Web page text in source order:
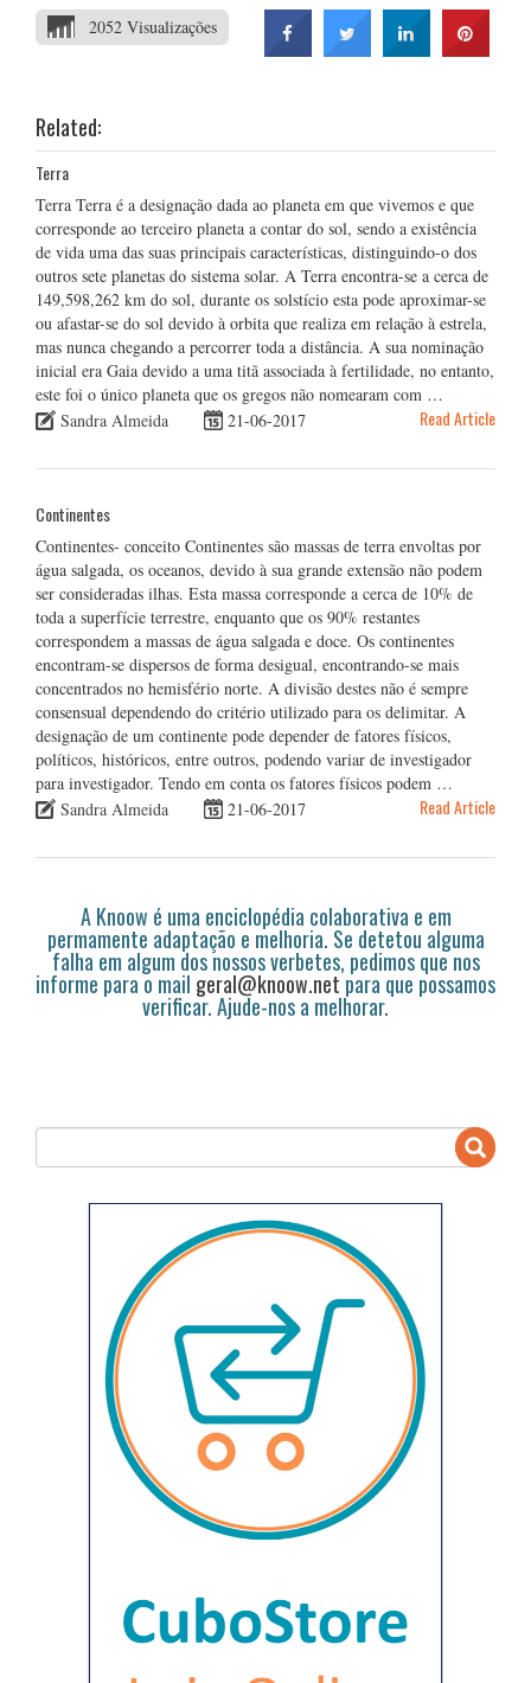
2052 Visualizações
Related:
Terra
Terra Terra é a designação dada ao planeta em que vivemos e que
corresponde ao terceiro planeta a contar do sol, sendo a existência
de vida uma das suas principais características, distinguindo-o dos
outros sete planetas do sistema solar. A Terra encontra-se a cerca de
149,598,262 km do sol, durante os solstício esta pode aproximar-se
ou afastar-se do sol devido à orbita que realiza em relação à estrela,
mas nunca chegando a percorrer toda a distância. A sua nominação
inicial era Gaia devido a uma titã associada à fertilidade, no entanto,
este foi o único planeta que os gregos não nomearam com …
Sandra Almeida
21-06-2017 Read Article
Continentes
Continentes- conceito Continentes são massas de terra envoltas por
água salgada, os oceanos, devido à sua grande extensão não podem
ser consideradas ilhas. Esta massa corresponde a cerca de 10% de
toda a superfície terrestre, enquanto que os 90% restantes
correspondem a massas de água salgada e doce. Os continentes
encontram-se dispersos de forma desigual, encontrando-se mais
concentrados no hemisfério norte. A divisão destes não é sempre
consensual dependendo do critério utilizado para os delimitar. A
designação de um continente pode depender de fatores físicos,
políticos, históricos, entre outros, podendo variar de investigador
para investigador. Tendo em conta os fatores físicos podem …
Sandra Almeida
21-06-2017 Read Article
A Knoow é uma enciclopédia colaborativa e em
permamente adaptação e melhoria. Se detetou alguma
falha em algum dos nossos verbetes, pedimos que nos
informe para o mail geral@knoow.netpara que possamos
verificar. Ajude-nos a melhorar.